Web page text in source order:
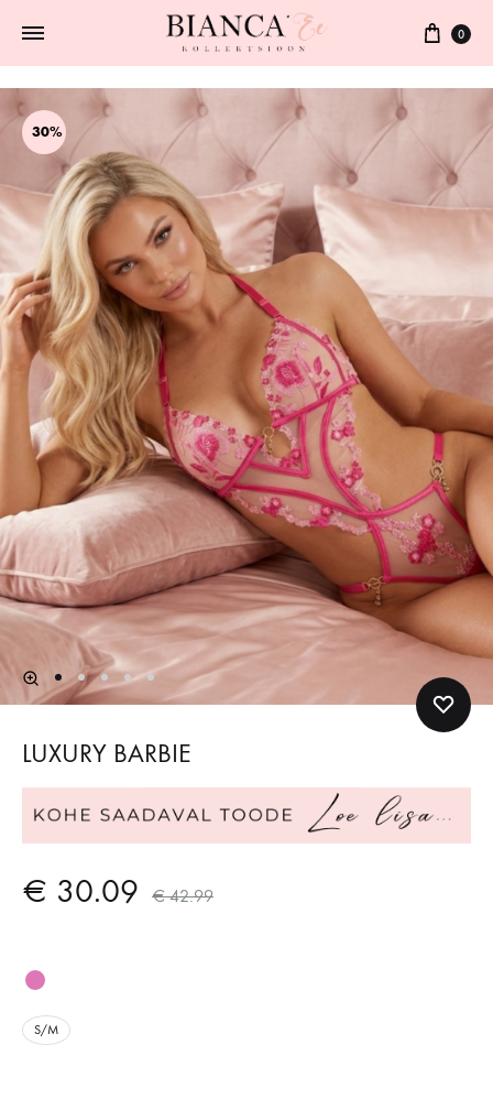
0
30%
LUXURY BARBIE
€ 30.09 €42.99
S/M